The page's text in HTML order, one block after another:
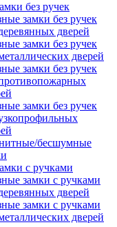
без ручек
замки без ручек
дверей
замки без ручек
дверей
замки без ручек
замки без ручек
бесшумные
с ручками
замки с ручками
дверей
замки с ручками
дверей